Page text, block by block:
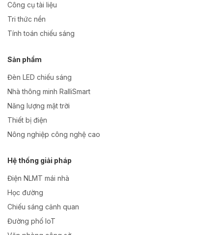
Công cụ tài liệu
Tri thức nền
Tính toán chiếu sáng
Sản phẩm
Đèn LED chiếu sáng
Nhà thông minh RalliSmart
Năng lượng mặt trời
Thiết bị điện
Nông nghiệp công nghệ cao
Hệ thống giải pháp
Điện NLMT mái nhà
Học đường
Chiếu sáng cảnh quan
Đường phố IoT